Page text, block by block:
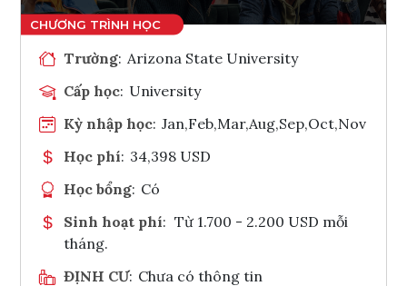
Trường: Arizona State University
Cấp học: University
Kỳ nhập học: Jan,Feb,Mar,Aug,Sep,Oct,Nov
Học phí: 34,398 USD
Học bổng: Có
Sinh hoạt phí: Từ 1.700 - 2.200 USD mỗi
tháng.
ĐỊNH CƯ: Chưa có thông tin